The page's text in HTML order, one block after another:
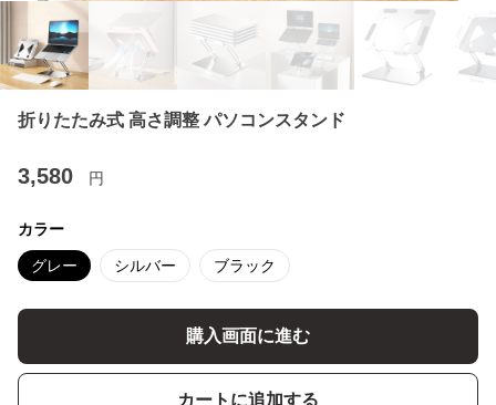
折りたたみ式 高さ調整 パソコンスタンド
3,580 円
カラー
グレー シルバー ブラック
購入画面に進む
カートに追加する